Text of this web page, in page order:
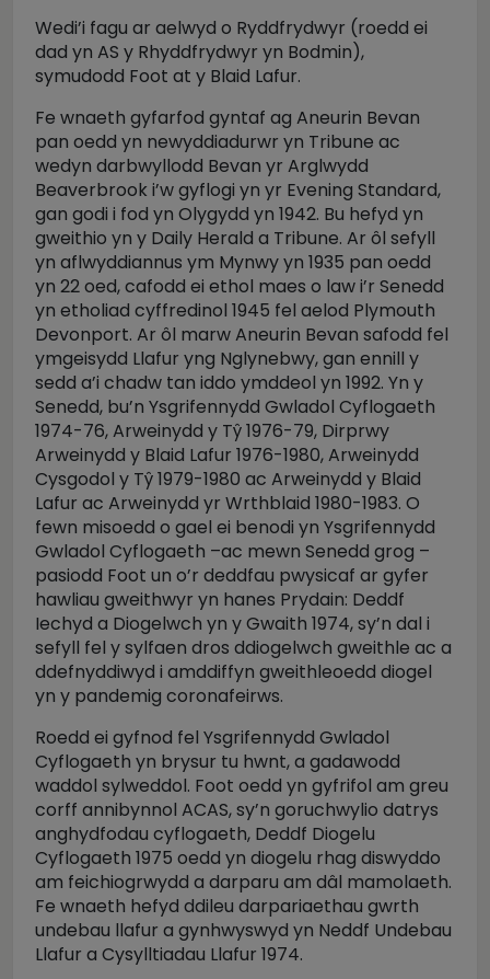
Wedi’i fagu ar aelwyd o Ryddfrydwyr (roedd ei
dad yn AS y Rhyddfrydwyr yn Bodmin),
symudodd Foot at y Blaid Lafur.
Fe wnaeth gyfarfod gyntaf ag Aneurin Bevan
pan oedd yn newyddiadurwr yn Tribune ac
wedyn darbwyllodd Bevan yr Arglwydd
Beaverbrook i’w gyflogi yn yr Evening Standard,
gan godi i fod yn Olygydd yn 1942. Bu hefyd yn
gweithio yn y Daily Herald a Tribune. Ar ôl sefyll
yn aflwyddiannus ym Mynwy yn 1935 pan oedd
yn 22 oed, cafodd ei ethol maes o law i’r Senedd
yn etholiad cyffredinol 1945 fel aelod Plymouth
Devonport. Ar ôl marw Aneurin Bevan safodd fel
ymgeisydd Llafur yng Nglynebwy, gan ennill y
sedd a’i chadw tan iddo ymddeol yn 1992. Yn y
Senedd, bu’n Ysgrifennydd Gwladol Cyflogaeth
1974-76, Arweinydd y Tŷ 1976-79, Dirprwy
Arweinydd y Blaid Lafur 1976-1980, Arweinydd
Cysgodol y Tŷ 1979-1980 ac Arweinydd y Blaid
Lafur ac Arweinydd yr Wrthblaid 1980-1983. O
fewn misoedd o gael ei benodi yn Ysgrifennydd
Gwladol Cyflogaeth –ac mewn Senedd grog –
pasiodd Foot un o’r deddfau pwysicaf ar gyfer
hawliau gweithwyr yn hanes Prydain: Deddf
Iechyd a Diogelwch yn y Gwaith 1974, sy’n dal i
sefyll fel y sylfaen dros ddiogelwch gweithle ac a
ddefnyddiwyd i amddiffyn gweithleoedd diogel
yn y pandemig coronafeirws.
Roedd ei gyfnod fel Ysgrifennydd Gwladol
Cyflogaeth yn brysur tu hwnt, a gadawodd
waddol sylweddol. Foot oedd yn gyfrifol am greu
corff annibynnol ACAS, sy’n goruchwylio datrys
anghydfodau cyflogaeth, Deddf Diogelu
Cyflogaeth 1975 oedd yn diogelu rhag diswyddo
am feichiogrwydd a darparu am dâl mamolaeth.
Fe wnaeth hefyd ddileu darpariaethau gwrth
undebau llafur a gynhwyswyd yn Neddf Undebau
Llafur a Cysylltiadau Llafur 1974.